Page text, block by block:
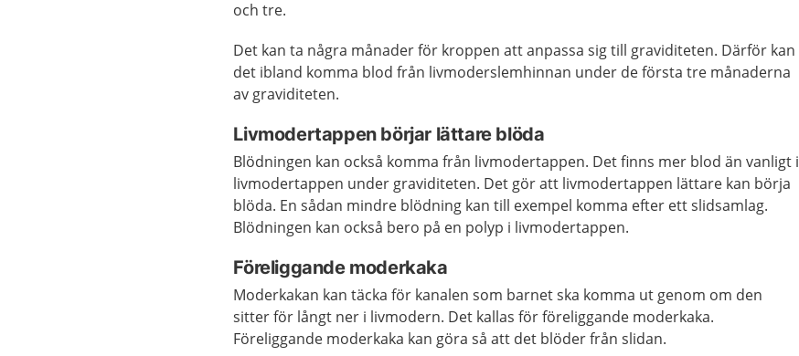
och tre.
Det kan ta några månader för kroppen att anpassa sig till graviditeten. Därför kan
det ibland komma blod från livmoderslemhinnan under de första tre månaderna
av graviditeten.
Livmodertappen börjar lättare blöda
Blödningen kan också komma från livmodertappen. Det finns mer blod än vanligt i
livmodertappen under graviditeten. Det gör att livmodertappen lättare kan börja
blöda. En sådan mindre blödning kan till exempel komma efter ett slidsamlag.
Blödningen kan också bero på en polyp i livmodertappen.
Föreliggande moderkaka
Moderkakan kan täcka för kanalen som barnet ska komma ut genom om den
sitter för långt ner i livmodern. Det kallas för föreliggande moderkaka.
Föreliggande moderkaka kan göra så att det blöder från slidan.